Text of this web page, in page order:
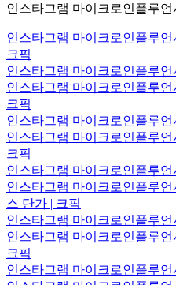
인스타그램 마이크로인플루
인스타그램 마이크로인플루
크픽
인스타그램 마이크로인플루
인스타그램 마이크로인플루
크픽
인스타그램 마이크로인플루
인스타그램 마이크로인플루
크픽
인스타그램 마이크로인플루
인스타그램 마이크로인플루
스 단가 | 크픽
인스타그램 마이크로인플루
인스타그램 마이크로인플루
크픽
인스타그램 마이크로인플루